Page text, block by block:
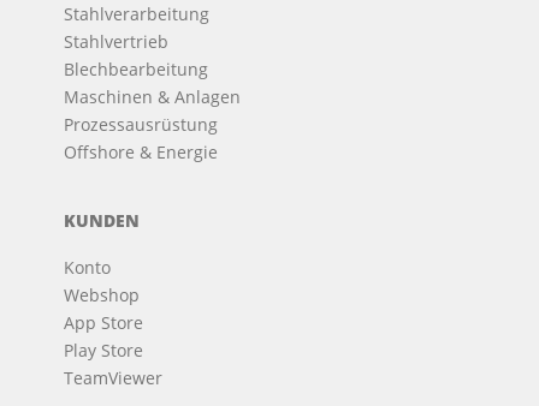
Stahlverarbeitung
Stahlvertrieb
Blechbearbeitung
Maschinen & Anlagen
Prozessausrüstung
Offshore & Energie
KUNDEN
Konto
Webshop
App Store
Play Store
TeamViewer